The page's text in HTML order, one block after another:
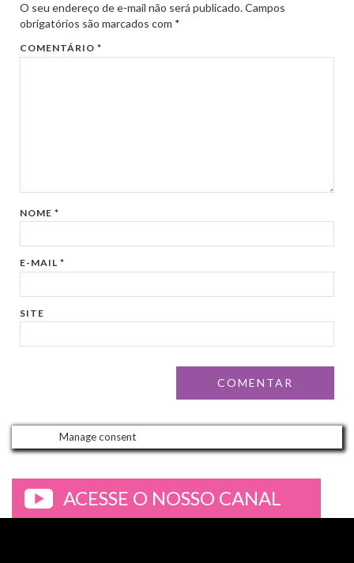
O seu endereço de e-mail não será publicado. Campos
obrigatórios são marcados com *
COMENTÁRIO*
NOME*
E-MAIL*
SITE
Manage consent
ACESSE O NOSSO CANAL